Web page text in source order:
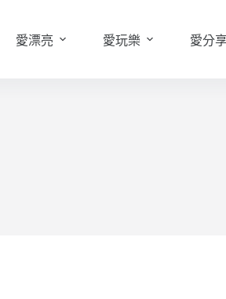
愛漂亮 愛玩樂 愛分